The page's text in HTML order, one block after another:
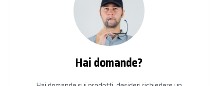
Hai domande?